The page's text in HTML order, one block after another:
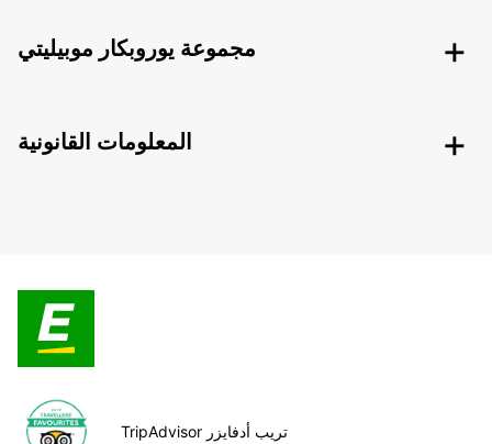
مجموعة يوروبكار موبيليتي
المعلومات القانونية
TripAdvisor تريب أدفايزر